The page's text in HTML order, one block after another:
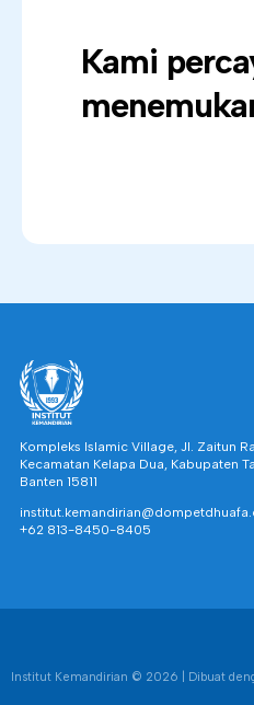
Kami
Kompleks Islamic Village, Jl. Zaitun
Kecamatan Kelapa Dua, Kabupaten
Banten 15811
+62 813-8450-8405
Institut Kemandirian © 2026 | Dibuat